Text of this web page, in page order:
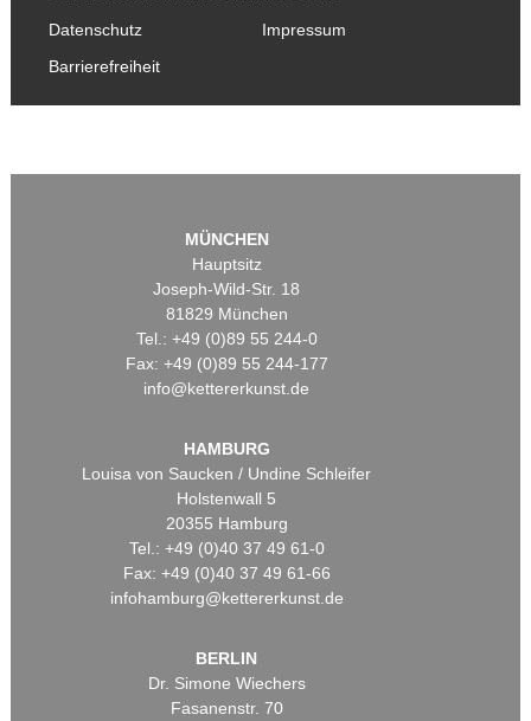
Datenschutz
Impressum
Barrierefreiheit
MÜNCHEN
Hauptsitz
Joseph-Wild-Str. 18
81829 München
Tel.: +49 (0)89 55 244-0
Fax: +49 (0)89 55 244-177
info@kettererkunst.de
HAMBURG
Louisa von Saucken / Undine Schleifer
Holstenwall 5
20355 Hamburg
Tel.: +49 (0)40 37 49 61-0
Fax: +49 (0)40 37 49 61-66
infohamburg@kettererkunst.de
BERLIN
Dr. Simone Wiechers
Fasanenstr. 70